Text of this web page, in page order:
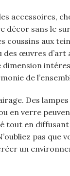
accessoires,
décor sans le
coussins aux
des œuvres d’art
de
Des
en verre
tout en
pas que
un